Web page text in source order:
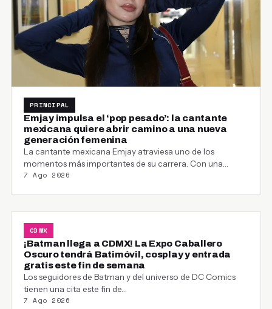
PRINCIPAL
Emjay impulsa el ‘pop pesado’: la cantante
mexicana quiere abrir camino a una nueva
generación femenina
La cantante mexicana Emjay atraviesa uno de los
momentos más importantes de su carrera. Con una…
7 Ago 2026
CDMX
¡Batman llega a CDMX! La Expo Caballero
Oscuro tendrá Batimóvil, cosplay y entrada
gratis este fin de semana
Los seguidores de Batman y del universo de DC Comics
tienen una cita este fin de…
7 Ago 2026